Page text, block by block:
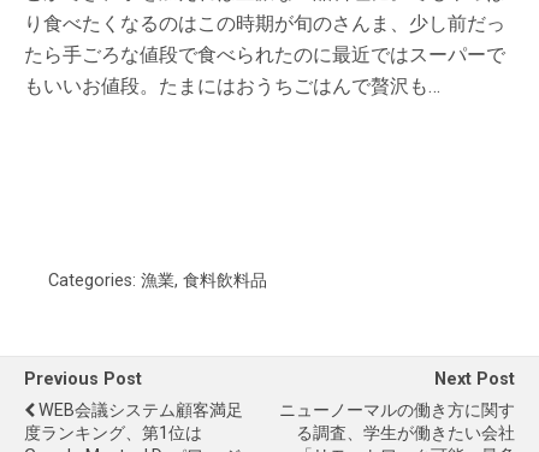
り食べたくなるのはこの時期が旬のさんま、少し前だっ
たら手ごろな値段で食べられたのに最近ではスーパーで
もいいお値段。たまにはおうちごはんで贅沢も…
Categories: 漁業, 食料飲料品
Previous Post
WEB会議システム顧客満足
度ランキング、第1位は
Next Post
ニューノーマルの働き方に関す
る調査、学生が働きたい会社